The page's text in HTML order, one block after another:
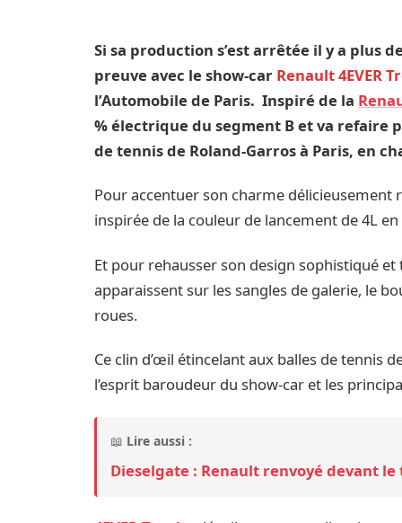
Si sa production s’est arrêtée il y a plus
preuve avec le show-car Renault 4EVER
l’Automobile de Paris. Inspiré de la
% électrique du segment B et va refaire
de tennis de Roland-Garros à Paris, en
Pour accentuer son charme délicieusement
inspirée de la couleur de lancement de 4L
Et pour rehausser son design sophistiqué
apparaissent sur les sangles de galerie, le
roues.
Ce clin d’œil étincelant aux balles de tennis
l’esprit baroudeur du show-car et les
📖 Lire aussi :
Dieselgate : Renault renvoyé devant